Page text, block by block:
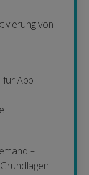
von
für App-
–